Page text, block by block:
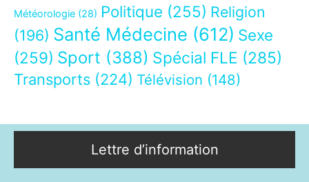
Météorologie (28) Politique (255) Religion
(196) Santé Médecine (612) Sexe
(259) Sport (388) Spécial FLE (285)
Transports (224) Télévision (148)
Lettre d’information